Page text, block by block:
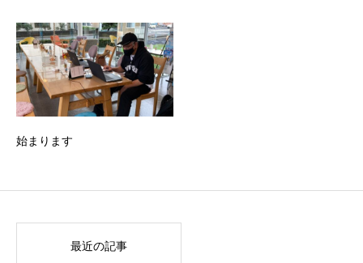
始まります
最近の記事